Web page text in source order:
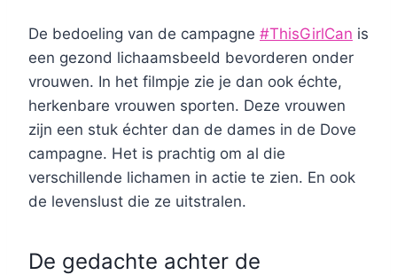
De bedoeling van de campagne #ThisGirlCan is
een gezond lichaamsbeeld bevorderen onder
vrouwen. In het filmpje zie je dan ook échte,
herkenbare vrouwen sporten. Deze vrouwen
zijn een stuk échter dan de dames in de Dove
campagne. Het is prachtig om al die
verschillende lichamen in actie te zien. En ook
de levenslust die ze uitstralen.
De gedachte achter de